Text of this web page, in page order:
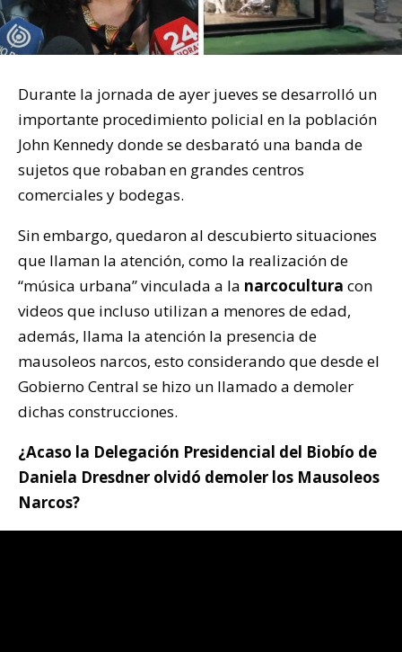
Durante la jornada de ayer jueves se desarrolló un
importante procedimiento policial en la población
John Kennedy donde se desbarató una banda de
sujetos que robaban en grandes centros
comerciales y bodegas.
Sin embargo, quedaron al descubierto situaciones
que llaman la atención, como la realización de
“música urbana” vinculada a la narcocultura con
videos que incluso utilizan a menores de edad,
además, llama la atención la presencia de
mausoleos narcos, esto considerando que desde el
Gobierno Central se hizo un llamado a demoler
dichas construcciones.
¿Acaso la Delegación Presidencial del Biobío de
Daniela Dresdner olvidó demoler los Mausoleos
Narcos?